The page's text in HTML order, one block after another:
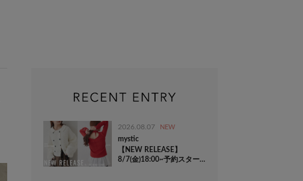
2026.08.07 NEW
mystic
【NEW RELEASE】
8/7(金)18:00~予約スター